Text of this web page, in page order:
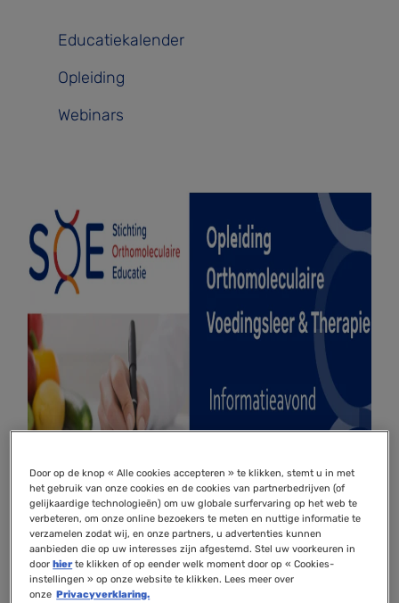
Educatiekalender
Opleiding
Webinars
Bent u gefascineerd door de relatie tussen
voeding, leefstijl en gezondheid? Merkt u in uw
werk of persoonlijke omgeving dat steeds meer
mensen op zoek zijn naar een integrale
Door op de knop « Alle cookies accepteren » te klikken, stemt u in met
het gebruik van onze cookies en de cookies van partnerbedrijven (of
gelijkaardige technologieën) om uw globale surfervaring op het web te
verbeteren, om onze online bezoekers te meten en nuttige informatie te
verzamelen zodat wij, en onze partners, u advertenties kunnen
aanbieden die op uw interesses zijn afgestemd. Stel uw voorkeuren in
doorhierte klikken of op eender welk moment door op « Cookies-
instellingen » op onze website te klikken. Lees meer over
onze Privacyverklaring.